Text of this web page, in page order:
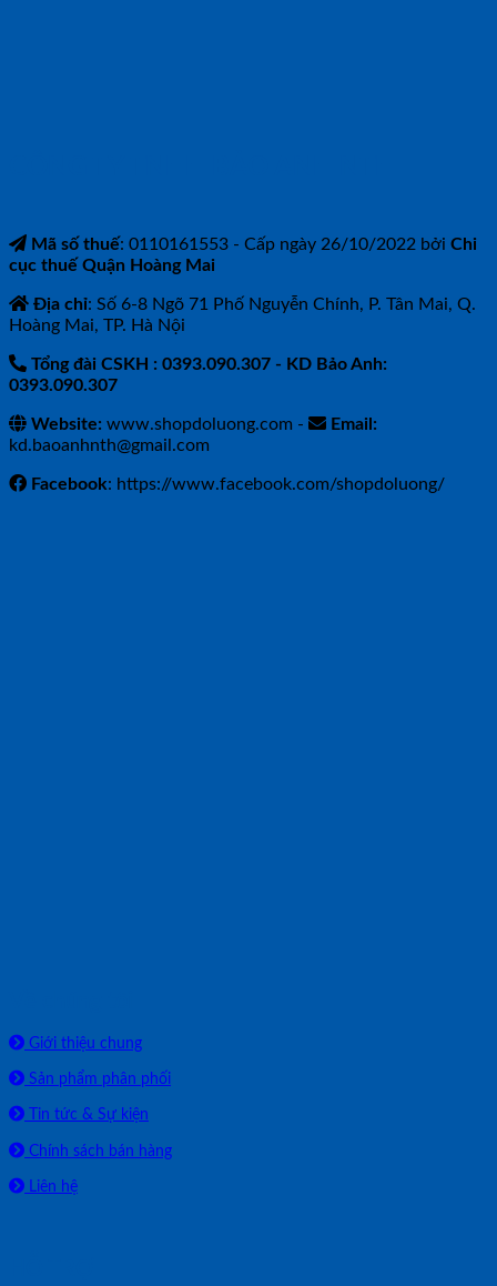
Mã số thuế: 0110161553 - Cấp ngày 26/10/2022 bởi Chi
cục thuế Quận Hoàng Mai
Địa chỉ: Số 6-8 Ngõ 71 Phố Nguyễn Chính, P. Tân Mai, Q.
Hoàng Mai, TP. Hà Nội
Tổng đài CSKH : 0393.090.307 - KD Bảo Anh:
0393.090.307
Website: www.shopdoluong.com -
Email:
kd.baoanhnth@gmail.com
Facebook: https://www.facebook.com/shopdoluong/
Giới thiệu chung
Sản phẩm phân phối
Tin tức & Sự kiện
Chính sách bán hàng
Liên hệ